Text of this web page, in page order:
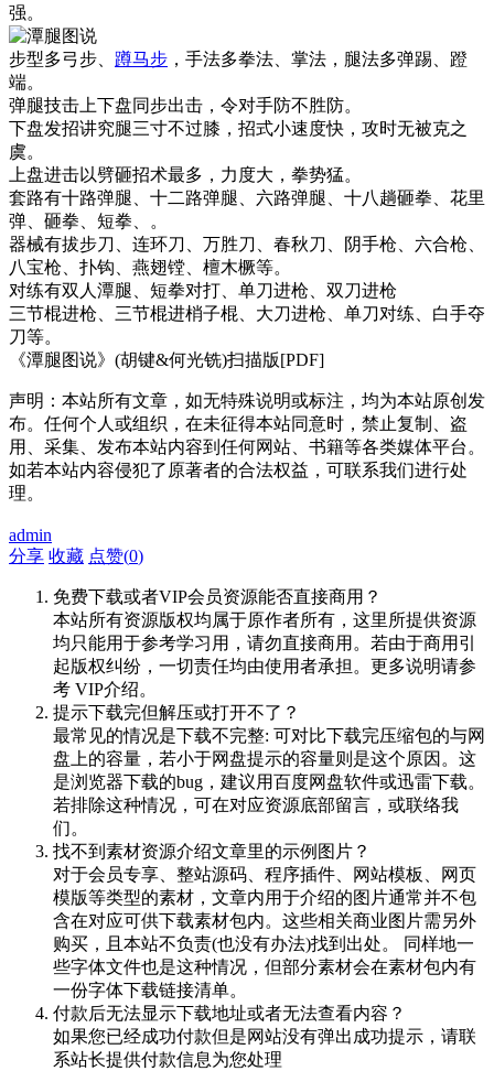
强。
步型多弓步、 蹲马步 ，手法多拳法、掌法，腿法多弹踢、蹬
端。
弹腿技击上下盘同步出击，令对手防不胜防。
下盘发招讲究腿三寸不过膝，招式小速度快，攻时无被克之
虞。
上盘进击以劈砸招术最多，力度大，拳势猛。
套路有十路弹腿、十二路弹腿、六路弹腿、十八趟砸拳、花里
弹、砸拳、短拳、。
器械有拔步刀、连环刀、万胜刀、春秋刀、阴手枪、六合枪、
八宝枪、扑钩、燕翅镗、檀木橛等。
对练有双人潭腿、短拳对打、单刀进枪、双刀进枪
三节棍进枪、三节棍进梢子棍、大刀进枪、单刀对练、白手夺
刀等。
《潭腿图说》(胡键&何光铣)扫描版[PDF]
声明：本站所有文章，如无特殊说明或标注，均为本站原创发
布。任何个人或组织，在未征得本站同意时，禁止复制、盗
用、采集、发布本站内容到任何网站、书籍等各类媒体平台。
如若本站内容侵犯了原著者的合法权益，可联系我们进行处
理。
admin
分享 收藏 点赞(0)
免费下载或者VIP会员资源能否直接商用？
本站所有资源版权均属于原作者所有，这里所提供资源
均只能用于参考学习用，请勿直接商用。若由于商用引
起版权纠纷，一切责任均由使用者承担。更多说明请参
考 VIP介绍。
提示下载完但解压或打开不了？
最常见的情况是下载不完整: 可对比下载完压缩包的与网
盘上的容量，若小于网盘提示的容量则是这个原因。这
是浏览器下载的bug，建议用百度网盘软件或迅雷下载。
若排除这种情况，可在对应资源底部留言，或联络我
们。
找不到素材资源介绍文章里的示例图片？
对于会员专享、整站源码、程序插件、网站模板、网页
模版等类型的素材，文章内用于介绍的图片通常并不包
含在对应可供下载素材包内。这些相关商业图片需另外
购买，且本站不负责(也没有办法)找到出处。 同样地一
些字体文件也是这种情况，但部分素材会在素材包内有
一份字体下载链接清单。
付款后无法显示下载地址或者无法查看内容？
如果您已经成功付款但是网站没有弹出成功提示，请联
系站长提供付款信息为您处理